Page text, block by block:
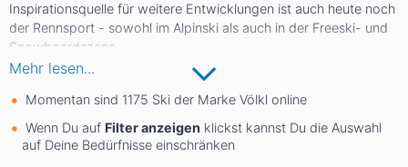
Mehr lesen...
Inspirationsquelle für weitere Entwicklungen ist auch heute noch
der Rennsport - sowohl im Alpinski als auch in der Freeski- und
Snowboardszene.
Bei der Produktion kommen Handarbeit und technischer
Fortschritt zusammen. So entstehen Ski mit bester Verarbeitung
Umweltbewusstsein und Ressourcenschonung: Schon mehrere
Male erhielt Völkl den ISPO Eco Responsibility Award für den
Momentan sind 1175 Ski der Marke Völkl online
Wenn Du auf Filter anzeigen klickst kannst Du die Auswahl
auf Deine Bedürfnisse einschränken